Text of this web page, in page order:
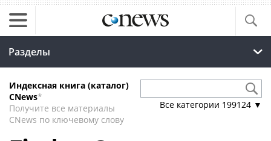
Разделы
Индексная книга (каталог)
CNews*
Получите все материалы
CNews по ключевому слову
Все категории 199124 ▼